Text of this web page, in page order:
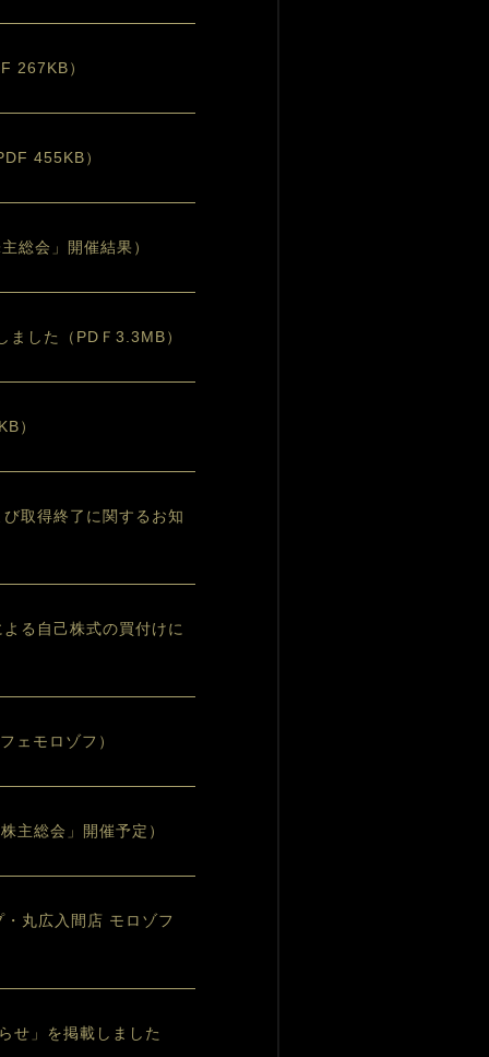
267KB）
455KB）
総会」開催結果）
した（PDＦ3.3MB）
）
取得終了に関するお知
る自己株式の買付けに
ェモロゾフ）
主総会」開催予定）
丸広入間店 モロゾフ
せ」を掲載しました